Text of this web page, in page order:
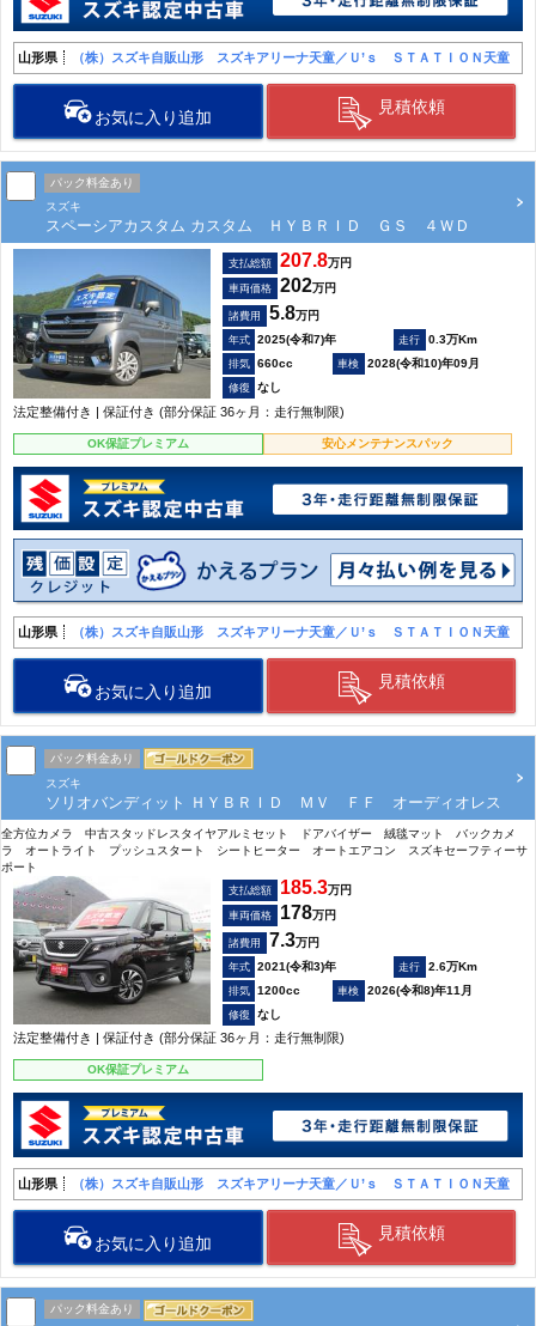
山形県 （株）スズキ自販山形 スズキアリーナ天童／Ｕ’ｓ ＳＴＡＴＩＯＮ天童
お気に入り追加
見積依頼
パック料金あり
スズキ
スペーシアカスタム カスタム ＨＹＢＲＩＤ ＧＳ ４ＷＤ
支払総額 207.8万円
車両価格 202万円
諸費用 5.8万円
2025(令和7)年
0.3万Km
660cc
2028(令和10)年09月
なし
法定整備付き | 保証付き (部分保証 36ヶ月：走行無制限)
OK保証プレミアム 安心メンテナンスパック
山形県 （株）スズキ自販山形 スズキアリーナ天童／Ｕ’ｓ ＳＴＡＴＩＯＮ天童
お気に入り追加
見積依頼
パック料金あり
スズキ
ソリオバンディット ＨＹＢＲＩＤ ＭＶ ＦＦ オーディオレス
全方位カメラ 中古スタッドレスタイヤアルミセット ドアバイザー 絨毯マット バックカメ
ラ オートライト プッシュスタート シートヒーター オートエアコン スズキセーフティーサ
ポート
支払総額 185.3万円
車両価格 178万円
諸費用 7.3万円
2021(令和3)年
2.6万Km
1200cc
2026(令和8)年11月
なし
法定整備付き | 保証付き (部分保証 36ヶ月：走行無制限)
OK保証プレミアム
山形県 （株）スズキ自販山形 スズキアリーナ天童／Ｕ’ｓ ＳＴＡＴＩＯＮ天童
お気に入り追加
見積依頼
パック料金あり